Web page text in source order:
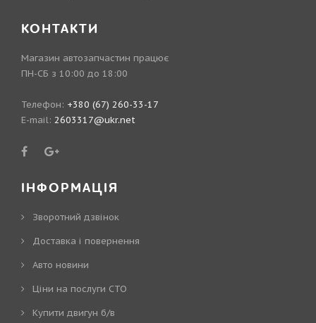
КОНТАКТИ
Магазин автозапчастин працює
ПН-СБ з 10:00 до 18:00
Телефон: +380 (67) 260-33-17
E-mail: 2603317@ukr.net
ІНФОРМАЦІЯ
Зворотний дзвінок
Доставка і повернення
Авто новини
Ціни на послуги СТО
Купити двигун б/в